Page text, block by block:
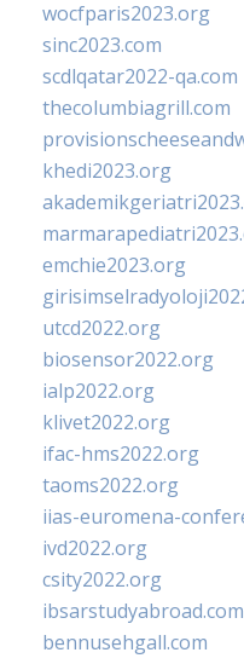
wocfparis2023.org
sinc2023.com
scdlqatar2022-qa.com
thecolumbiagrill.com
khedi2023.org
emchie2023.org
utcd2022.org
biosensor2022.org
ialp2022.org
klivet2022.org
ifac-hms2022.org
taoms2022.org
iias-euromena-
ivd2022.org
csity2022.org
ibsarstudyabroad.com
bennusehgall.com